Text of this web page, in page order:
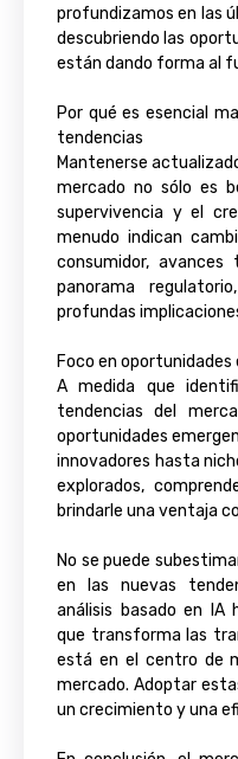
profundizamos en las
descubriendo las
están dando forma al
Por qué es esencial
tendencias
Mantenerse
mercado no sólo es
supervivencia y el
menudo indican
consumidor,
panorama
profundas
Foco en
A medida que
tendencias del
oportunidades
innovadores hasta
explorados,
brindarle una ventaja
No se puede
en las nuevas
análisis basado en IA
que transforma las
está en el centro de
mercado. Adoptar
un crecimiento y una